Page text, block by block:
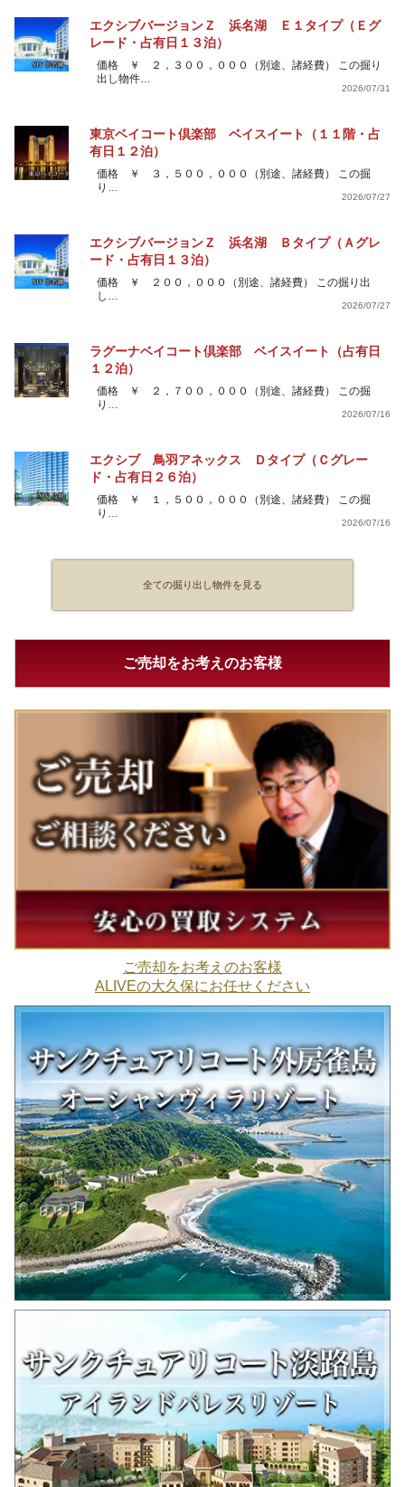
エクシブバージョンＺ 浜名湖 Ｅ１タイプ（Ｅグ
レード・占有日１３泊）
価格 ￥ ２，３００，０００（別途、諸経費） この掘り
出し物件…
2026/07/31
東京ベイコート倶楽部 ベイスイート（１１階・占
有日１２泊）
価格 ￥ ３，５００，０００（別途、諸経費） この掘
り…
2026/07/27
エクシブバージョンＺ 浜名湖 Ｂタイプ（Ａグレ
ード・占有日１３泊）
価格 ￥ ２００，０００（別途、諸経費） この掘り出
し…
2026/07/27
ラグーナベイコート倶楽部 ベイスイート（占有日
１２泊）
価格 ￥ ２，７００，０００（別途、諸経費） この掘
り…
2026/07/16
エクシブ 鳥羽アネックス Ｄタイプ（Ｃグレー
ド・占有日２６泊）
価格 ￥ １，５００，０００（別途、諸経費） この掘
り…
2026/07/16
全ての掘り出し物件を見る
ご売却をお考えのお客様
ご売却をお考えのお客様
ALIVEの大久保にお任せください